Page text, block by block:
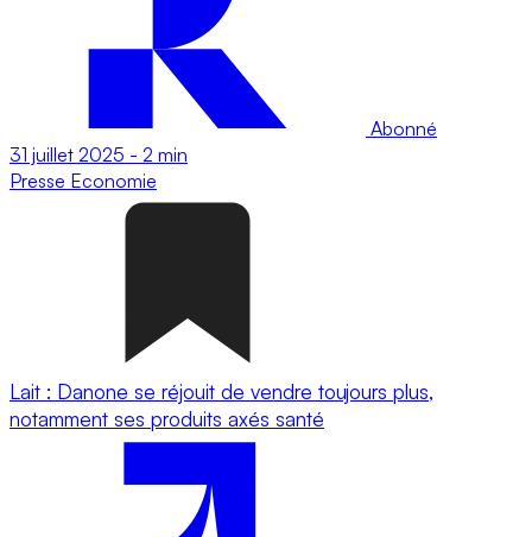
Abonné
31 juillet 2025 - 2 min
Presse Economie
Lait : Danone se réjouit de vendre toujours plus,
notamment ses produits axés santé